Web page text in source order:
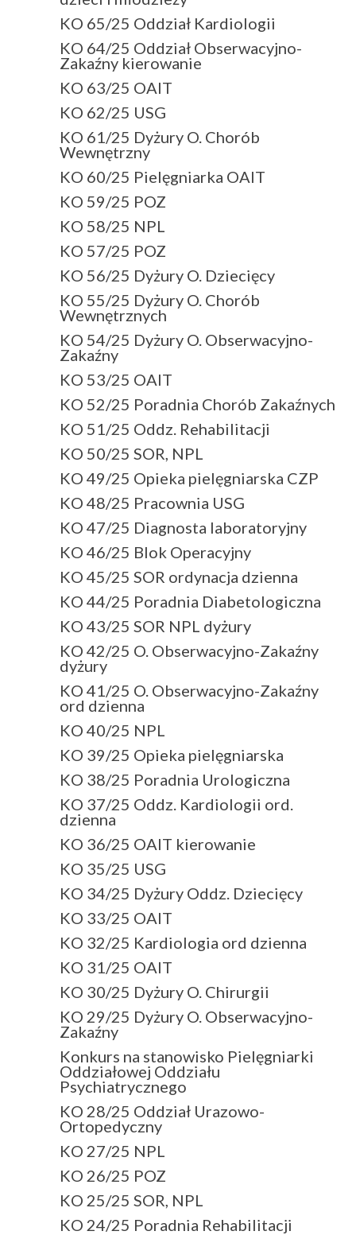
KO 65/25 Oddział Kardiologii
KO 64/25 Oddział Obserwacyjno-
Zakaźny kierowanie
KO 63/25 OAIT
KO 62/25 USG
KO 61/25 Dyżury O. Chorób
Wewnętrzny
KO 60/25 Pielęgniarka OAIT
KO 59/25 POZ
KO 58/25 NPL
KO 57/25 POZ
KO 56/25 Dyżury O. Dziecięcy
KO 55/25 Dyżury O. Chorób
Wewnętrznych
KO 54/25 Dyżury O. Obserwacyjno-
Zakaźny
KO 53/25 OAIT
KO 52/25 Poradnia Chorób Zakaźnych
KO 51/25 Oddz. Rehabilitacji
KO 50/25 SOR, NPL
KO 49/25 Opieka pielęgniarska CZP
KO 48/25 Pracownia USG
KO 47/25 Diagnosta laboratoryjny
KO 46/25 Blok Operacyjny
KO 45/25 SOR ordynacja dzienna
KO 44/25 Poradnia Diabetologiczna
KO 43/25 SOR NPL dyżury
KO 42/25 O. Obserwacyjno-Zakaźny
dyżury
KO 41/25 O. Obserwacyjno-Zakaźny
ord dzienna
KO 40/25 NPL
KO 39/25 Opieka pielęgniarska
KO 38/25 Poradnia Urologiczna
KO 37/25 Oddz. Kardiologii ord.
dzienna
KO 36/25 OAIT kierowanie
KO 35/25 USG
KO 34/25 Dyżury Oddz. Dziecięcy
KO 33/25 OAIT
KO 32/25 Kardiologia ord dzienna
KO 31/25 OAIT
KO 30/25 Dyżury O. Chirurgii
KO 29/25 Dyżury O. Obserwacyjno-
Zakaźny
Konkurs na stanowisko Pielęgniarki
Oddziałowej Oddziału
Psychiatrycznego
KO 28/25 Oddział Urazowo-
Ortopedyczny
KO 27/25 NPL
KO 26/25 POZ
KO 25/25 SOR, NPL
KO 24/25 Poradnia Rehabilitacji